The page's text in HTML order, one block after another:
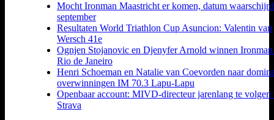
Mocht Ironman Maastricht er komen, datum
september
Resultaten World Triathlon Cup Asuncion: Valentin van
Wersch 41e
Ognjen Stojanovic en Djenyfer Arnold winnen
Rio de Janeiro
Henri Schoeman en Natalie van Coevorden naar
overwinningen IM 70.3 Lapu-Lapu
Openbaar account: MIVD-directeur jarenlang te volgen
Strava